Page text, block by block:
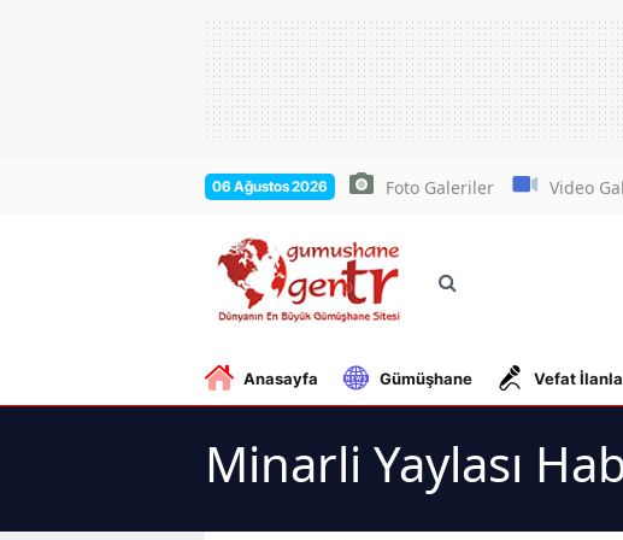
06 Ağustos 2026 Foto Galeriler Video
Anasayfa Gümüşhane Vefat
Minarli Yaylası